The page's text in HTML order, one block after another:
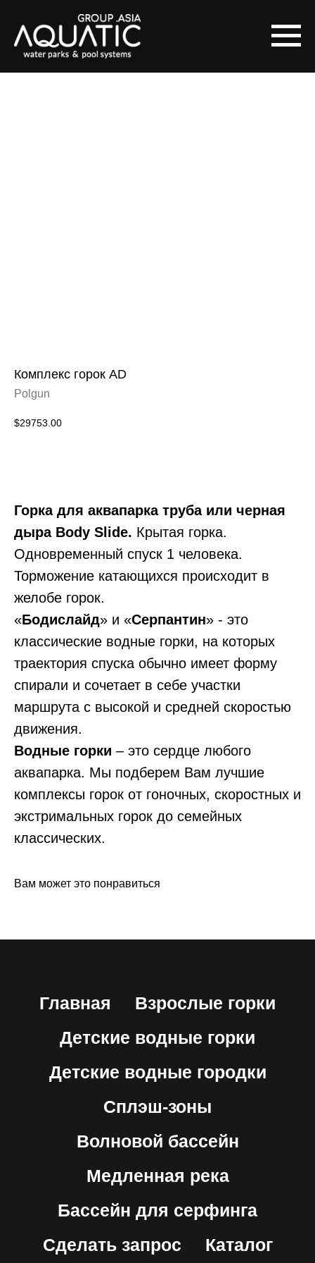
Комплекс горок AD
Polgun
$29753.00
Горка для аквапарка труба или черная
дыра Body Slide. Крытая горка.
Одновременный спуск 1 человека.
Торможение катающихся происходит в
желобе горок.
«Бодислайд» и «Серпантин» - это
классические водные горки, на которых
траектория спуска обычно имеет форму
спирали и сочетает в себе участки
маршрута с высокой и средней скоростью
движения.
Водные горки – это сердце любого
аквапарка. Мы подберем Вам лучшие
комплексы горок от гоночных, скоростных и
экстримальных горок до семейных
классических.
Вам может это понравиться
Главная
Взрослые горки
Детские водные горки
Детские водные городки
Сплэш-зоны
Волновой бассейн
Медленная река
Бассейн для серфинга
Сделать запрос
Каталог